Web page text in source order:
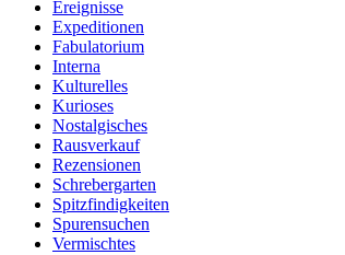
Ereignisse
Expeditionen
Fabulatorium
Interna
Kulturelles
Kurioses
Nostalgisches
Rausverkauf
Rezensionen
Schrebergarten
Spitzfindigkeiten
Spurensuchen
Vermischtes